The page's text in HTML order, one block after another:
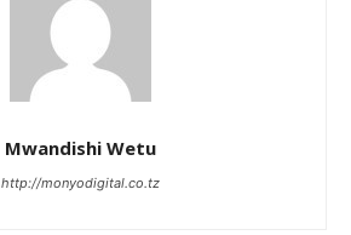
Mwandishi Wetu
http://monyodigital.co.tz